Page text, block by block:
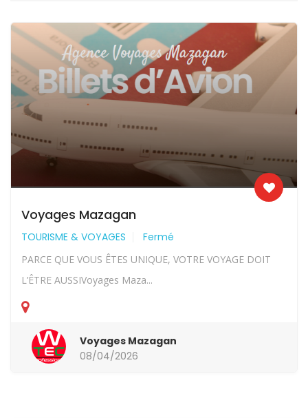
Voyages Mazagan
TOURISME & VOYAGES Fermé
PARCE QUE VOUS ÊTES UNIQUE, VOTRE VOYAGE DOIT
L’ÊTRE AUSSIVoyages Maza...
Voyages Mazagan
08/04/2026